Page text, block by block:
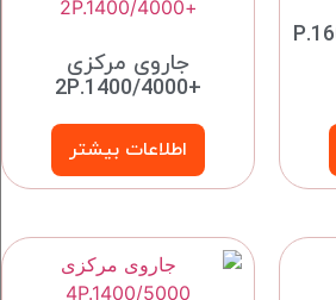
جاروی مرکزی
+2P.1400/4000
اطلاعات بیشتر